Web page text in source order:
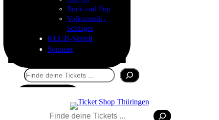
Rock und Pop
Volksmusik /
Schlager
KLUB-Vorteil
Sommer
Suchen
Suchen